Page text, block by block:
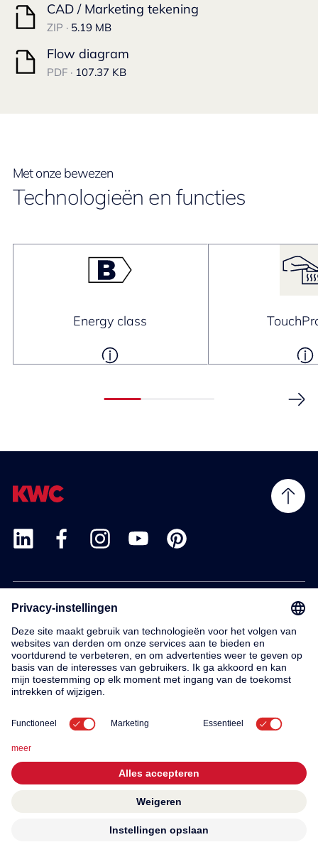
CAD / Marketing tekening
ZIP · 5.19 MB
Flow diagram
PDF · 107.37 KB
Met onze bewezen
Technologieën en functies
Energy class
Service
Contact
© 2026 KWC Group AG
General terms and conditions Imprint